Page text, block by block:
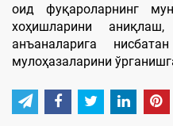
оид фуқароларнинг
хоҳишларини
анъаналарига
мулоҳазаларини